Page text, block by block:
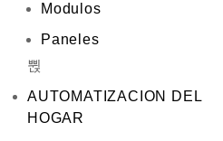
Modulos
Paneles
AUTOMATIZACION DEL
HOGAR